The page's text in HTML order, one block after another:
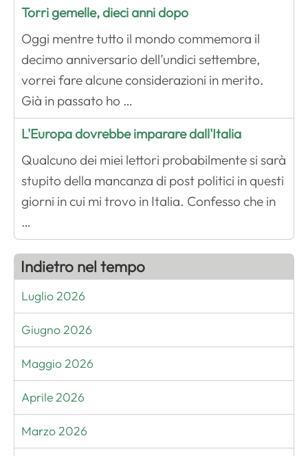
Torri gemelle, dieci anni dopo
Oggi mentre tutto il mondo commemora il
decimo anniversario dell’undici settembre,
vorrei fare alcune considerazioni in merito.
Già in passato ho …
L'Europa dovrebbe imparare dall'Italia
Qualcuno dei miei lettori probabilmente si sarà
stupito della mancanza di post politici in questi
giorni in cui mi trovo in Italia. Confesso che in
…
Indietro nel tempo
Luglio 2026
Giugno 2026
Maggio 2026
Aprile 2026
Marzo 2026